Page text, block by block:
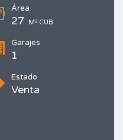
Área
27 M² CUB.
Garajes
1
Estado
Venta